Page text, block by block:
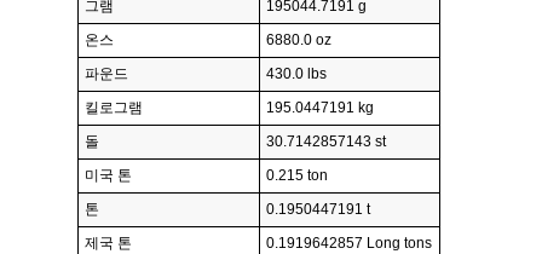
그램
195044.7191 g
온스
6880.0 oz
파운드
430.0 lbs
킬로그램
195.0447191 kg
돌
30.7142857143 st
미국 톤
0.215 ton
톤
0.1950447191 t
제국 톤
0.1919642857 Long tons